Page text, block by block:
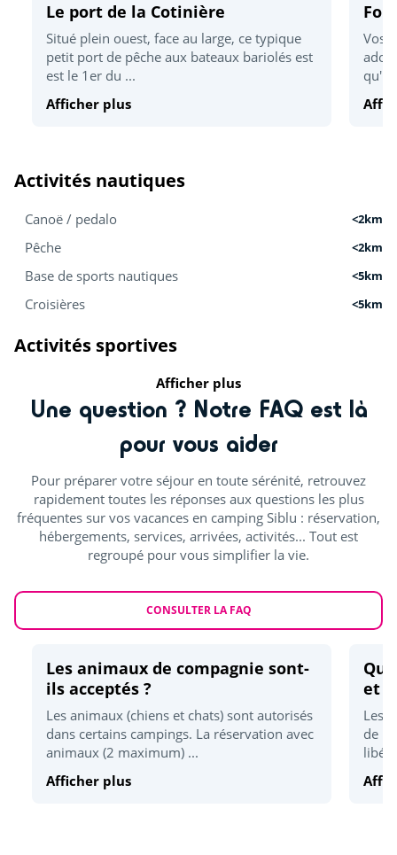
Le port de la Cotinière
Situé plein ouest, face au large, ce typique
petit port de pêche aux bateaux bariolés est
est le 1er du ...
Afficher plus
Vos
Activités nautiques
Canoë / pedalo <2km
Pêche <2km
Base de sports nautiques <5km
Croisières <5km
Activités sportives
Accrobranche <10km
Parachutisme <20km
ULM <20km
Parc animalier <10km
Zoo <30km
Détente et bien être
Afficher plus
Une question ? Notre FAQ est là
pour vous aider
Pour préparer votre séjour en toute sérénité, retrouvez
rapidement toutes les réponses aux questions les plus
fréquentes sur vos vacances en camping Siblu : réservation,
hébergements, services, arrivées, activités... Tout est
regroupé pour vous simplifier la vie.
CONSULTER LA FAQ
Les animaux de compagnie sont-
ils acceptés ?
Les animaux (chiens et chats) sont autorisés
dans certains campings. La réservation avec
animaux (2 maximum) ...
Afficher plus
et
Les
de